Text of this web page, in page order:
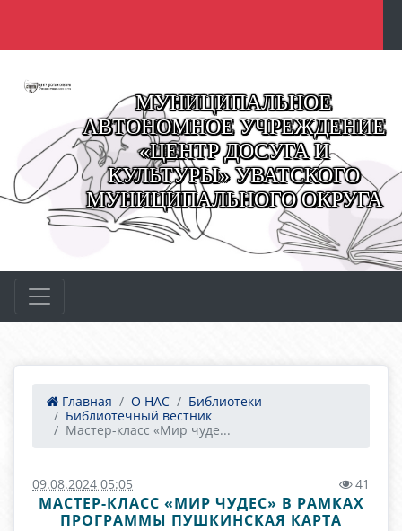
МУНИЦИПАЛЬНОЕ
АВТОНОМНОЕ УЧРЕЖДЕНИЕ
«ЦЕНТР ДОСУГА И
КУЛЬТУРЫ» УВАТСКОГО
МУНИЦИПАЛЬНОГО ОКРУГА
Главная О НАС
Библиотеки
Библиотечный вестник
Мастер-класс «Мир чуде...
09.08.2024 05:05 41
МАСТЕР-КЛАСС «МИР ЧУДЕС» В РАМКАХ
ПРОГРАММЫ ПУШКИНСКАЯ КАРТА